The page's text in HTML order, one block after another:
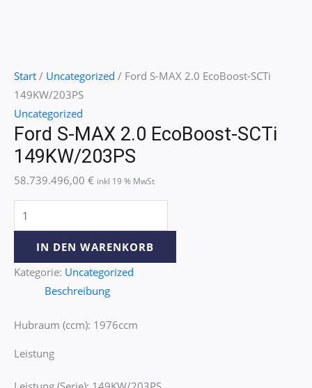
Start / Uncategorized / Ford S-MAX 2.0 EcoBoost-SCTi
149KW/203PS
Uncategorized
Ford S-MAX 2.0 EcoBoost-SCTi
149KW/203PS
58.739.496,00 € inkl 19 % MwSt
IN DEN WARENKORB
Kategorie: Uncategorized
Beschreibung
Hubraum (ccm): 1976ccm
Leistung